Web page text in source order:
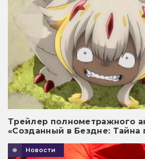
Трейлер полнометражного
«Созданный в Бездне: Тайна
Новости